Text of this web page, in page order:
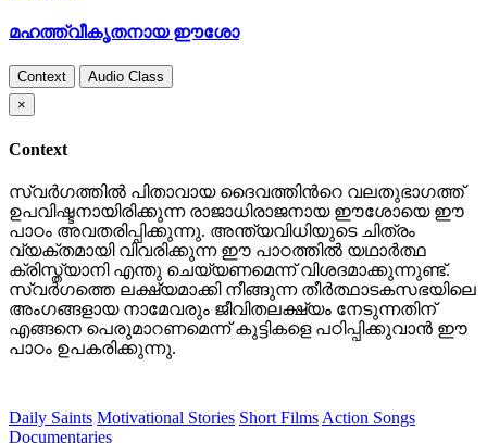
മഹത്ത്വീകൃതനായ ഈശോ
Context
Audio Class
×
Context
സ്വര്‍ഗത്തില്‍ പിതാവായ ദൈവത്തിന്‍റെ വലതുഭാഗത്ത്
ഉപവിഷ്ടനായിരിക്കുന്ന രാജാധിരാജനായ ഈശോയെ ഈ
പാഠം അവതരിപ്പിക്കുന്നു. അന്ത്യവിധിയുടെ ചിത്രം
വ്യക്തമായി വിവരിക്കുന്ന ഈ പാഠത്തില്‍ യഥാര്‍ത്ഥ
ക്രിസ്ത്യാനി എന്തു ചെയ്യണമെന്ന് വിശദമാക്കുന്നുണ്ട്.
സ്വര്‍ഗത്തെ ലക്ഷ്യമാക്കി നീങ്ങുന്ന തീര്‍ത്ഥാടകസഭയിലെ
അംഗങ്ങളായ നാമേവരും ജീവിതലക്ഷ്യം നേടുന്നതിന്
എങ്ങനെ പെരുമാറണമെന്ന് കുട്ടികളെ പഠിപ്പിക്കുവാന്‍ ഈ
പാഠം ഉപകരിക്കുന്നു.
Daily Saints Motivational Stories Short Films Action Songs
Documentaries